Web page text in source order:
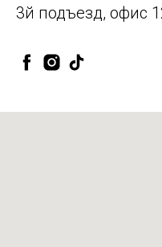
3й подъезд, офис